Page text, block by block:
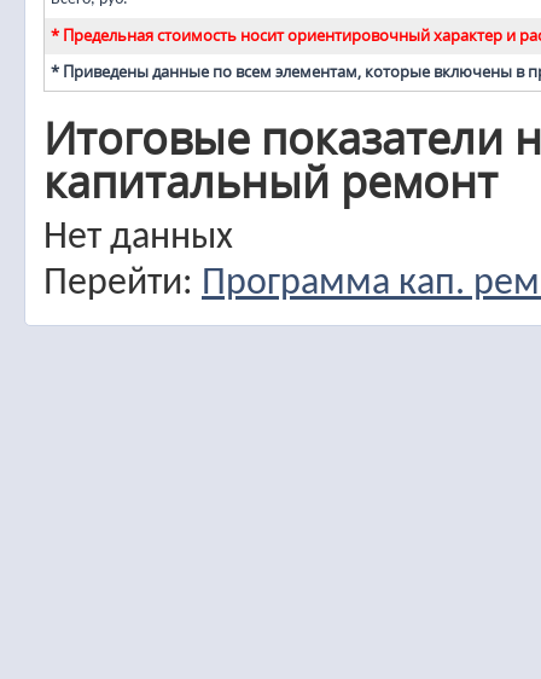
* Предельная стоимость носит ориентировочный характер и
* Приведены данные по всем элементам, которые включены в
Итоговые показатели
капитальный ремонт
Нет данных
Перейти: Программа кап.